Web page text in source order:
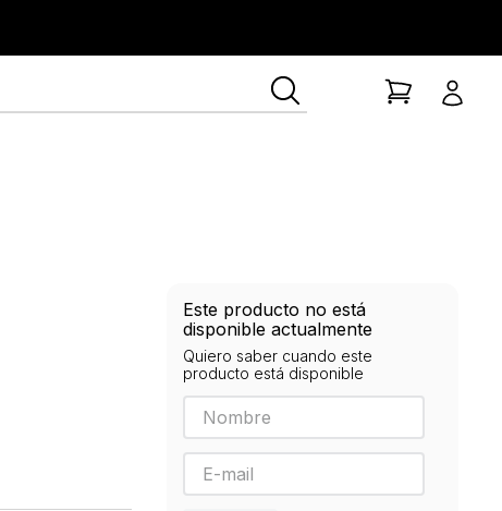
Este producto no está
disponible actualmente
Quiero saber cuando este
producto está disponible